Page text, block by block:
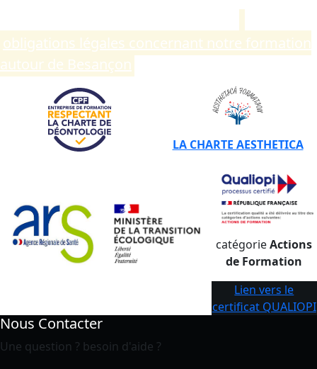
obligations légales concernant notre formation
autour de Besançon
LA CHARTE AESTHETICA
catégorieActions
de Formation
Lien vers le
certificat QUALIOPI
Nous Contacter
Une question ? besoin d'aide ?